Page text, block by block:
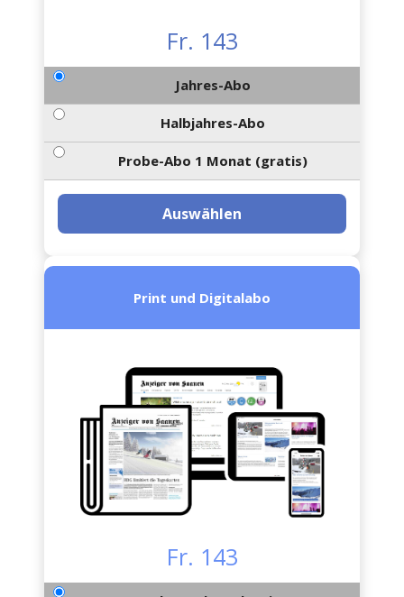
Fr. 143
Jahres-Abo
Halbjahres-Abo
Probe-Abo 1 Monat (gratis)
Auswählen
Print und Digitalabo
Fr. 143